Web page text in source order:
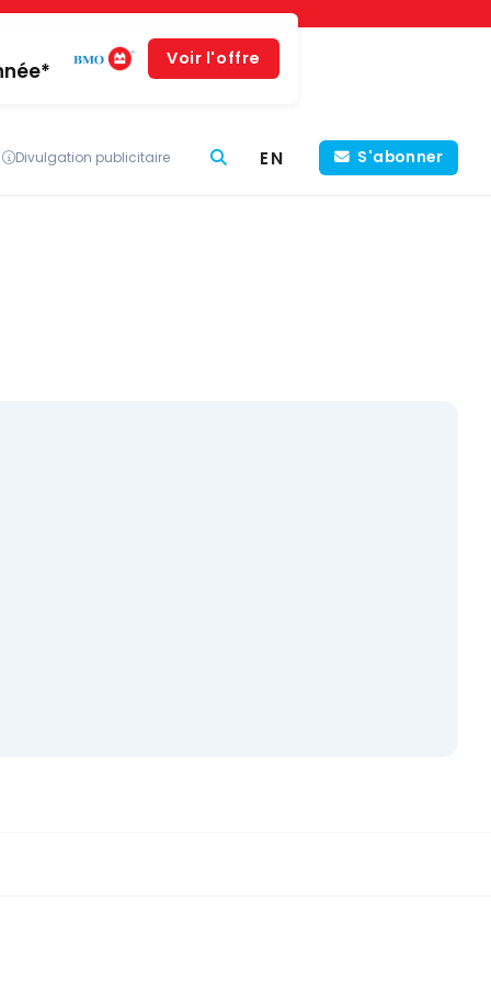
Voir l'offre
Divulgation publicitaire EN S'abonner